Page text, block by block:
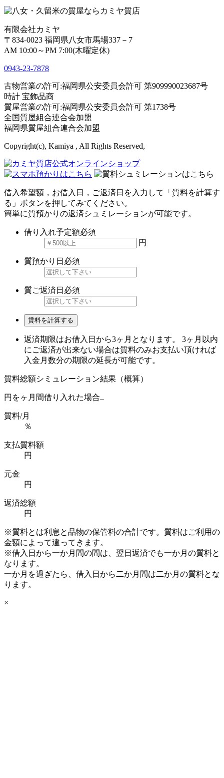
有限会社カミヤ
〒834-0023 福岡県八女市馬場337－7
AM 10:00～PM 7:00(木曜定休)
0943-23-7878
古物営業の許可:福岡県公安委員会許可 第909990023687号
時計 宝飾品商
質屋営業の許可:福岡県公安委員会許可 第1738号
全国質屋組合連合会加盟
福岡県質屋組合連合会加盟
Copyright(c), Kamiya , All Rights Reserved,
借入希望額，お借入日，ご返済日を入力して「質料を計算す
る」ボタンを押してみてください。
簡単に質預かりの返済シュミレーションが可能です。
借り入れ予定額必須
円
質預かり日 必須
質ご返済日 必須
賃料を計算する
返済期限はお借入日から3ヶ月となります。 3ヶ月以内
にご返済が出来ない場合は質料のみお支払い頂ければ
入金月数分の期限の延長が可能です。
質料総額シミュレーション結果（概算）
円をヶ月間借り入れた場合..
質料/月
％
支払質料額
円
元金
円
返済総額
円
※質料とは利息と品物の保管料の合計です。質料はご利用の
金額によって違ってきます。
※借入日から一か月間の間は、翌日返済でも一か月の質料と
なります。
一か月を過ぎたら、借入日から二か月間は二か月の質料とな
ります。
×